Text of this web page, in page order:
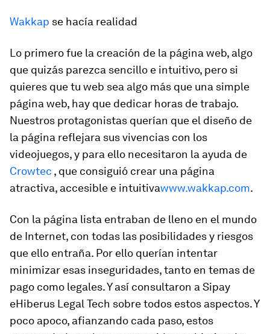
Wakkap se hacía realidad
Lo primero fue la creación de la página web, algo
que quizás parezca sencillo e intuitivo, pero si
quieres que tu web sea algo más que una simple
página web, hay que dedicar horas de trabajo.
Nuestros protagonistas querían que el diseño de
la página reflejara sus vivencias con los
videojuegos, y para ello necesitaron la ayuda de
Crowtec , que consiguió crear una página
atractiva, accesible e intuitivawww.wakkap.com.
Con la página lista entraban de lleno en el mundo
de Internet, con todas las posibilidades y riesgos
que ello entraña. Por ello querían intentar
minimizar esas inseguridades, tanto en temas de
pago como legales. Y así consultaron a Sipay
eHiberus Legal Tech sobre todos estos aspectos. Y
poco apoco, afianzando cada paso, estos